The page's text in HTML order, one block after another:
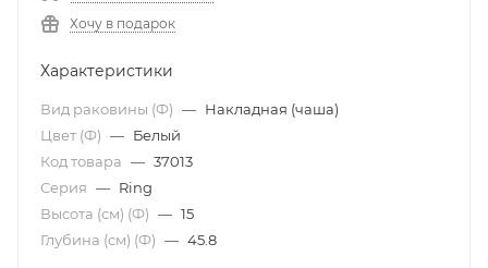
Хочу в подарок
Характеристики
Вид раковины (Ф) — Накладная (чаша)
Цвет (Ф) — Белый
Код товара — 37013
Серия — Ring
Высота (см) (Ф) — 15
Глубина (см) (Ф) — 45.8